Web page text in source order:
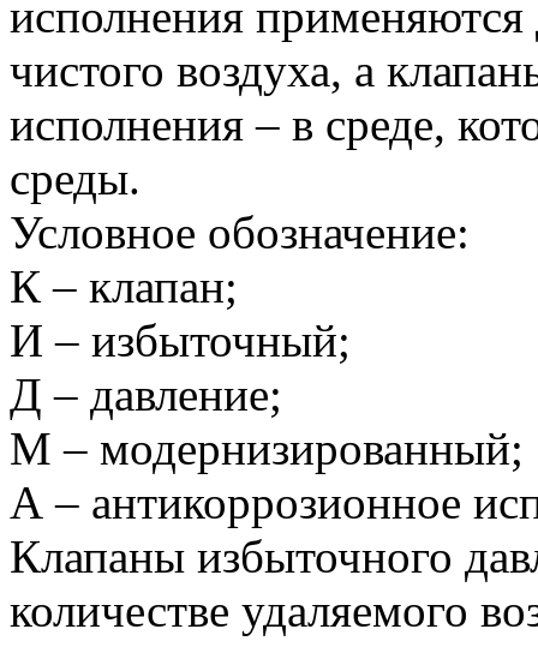
исполнения
чистого воздуха, а
исполнения – в среде,
среды.
Условное обозначение:
К – клапан;
И – избыточный;
Д – давление;
М – модернизированный;
А – антикоррозионное
Клапаны избыточного
количестве удаляемого